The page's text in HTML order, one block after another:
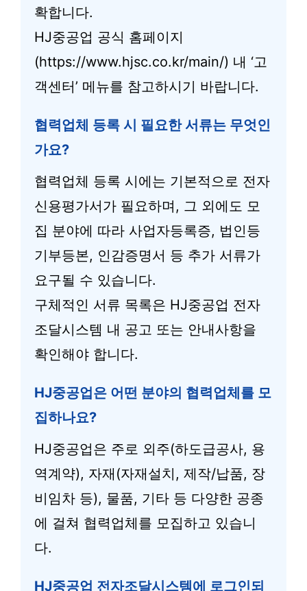
확합니다.
HJ중공업 공식 홈페이지
(https://www.hjsc.co.kr/main/) 내 ‘고
객센터’ 메뉴를 참고하시기 바랍니다.
협력업체 등록 시 필요한 서류는 무엇인
가요?
협력업체 등록 시에는 기본적으로 전자
신용평가서가 필요하며, 그 외에도 모
집 분야에 따라 사업자등록증, 법인등
기부등본, 인감증명서 등 추가 서류가
요구될 수 있습니다.
구체적인 서류 목록은 HJ중공업 전자
조달시스템 내 공고 또는 안내사항을
확인해야 합니다.
HJ중공업은 어떤 분야의 협력업체를 모
집하나요?
HJ중공업은 주로 외주(하도급공사, 용
역계약), 자재(자재설치, 제작/납품, 장
비임차 등), 물품, 기타 등 다양한 공종
에 걸쳐 협력업체를 모집하고 있습니
다.
HJ중공업 전자조달시스템에 로그인되